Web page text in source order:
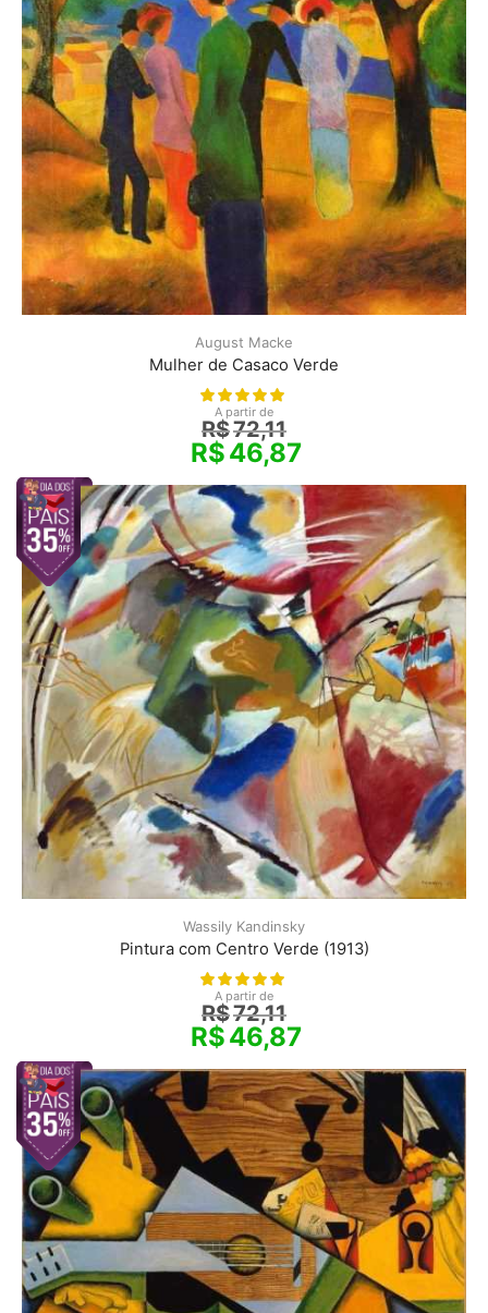
August Macke
Mulher de Casaco Verde
A partir de
R$72,11
R$46,87
Wassily Kandinsky
Pintura com Centro Verde (1913)
A partir de
R$72,11
R$46,87